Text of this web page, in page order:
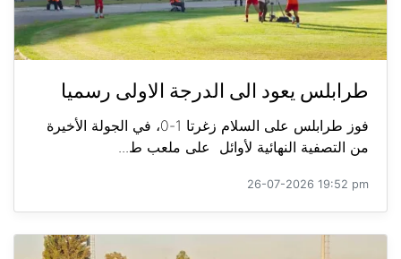
طرابلس يعود الى الدرجة الاولى رسميا
فوز طرابلس على السلام زغرتا 1-0، في الجولة الأخيرة
من التصفية النهائية لأوائل على ملعب ط...
26-07-2026 19:52 pm